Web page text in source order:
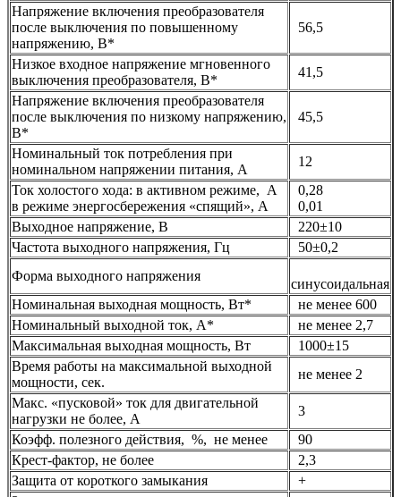
Напряжение включения преобразователя
после выключения по повышенному
напряжению, В*
56,5
Низкое входное напряжение мгновенного
выключения преобразователя, В*
41,5
Напряжение включения преобразователя
после выключения по низкому напряжению,
В*
45,5
Номинальный ток потребления при
номинальном напряжении питания, А
12
Ток холостого хода: в активном режиме, А
в режиме энергосбережения «спящий», А
0,28
0,01
Выходное напряжение, В
220±10
Частота выходного напряжения, Гц
50±0,2
Форма выходного напряжения
синусоидальная
Номинальная выходная мощность, Вт*
не менее 600
Номинальный выходной ток, А*
не менее 2,7
Максимальная выходная мощность, Вт
1000±15
Время работы на максимальной выходной
мощности, сек.
не менее 2
Макс. «пусковой» ток для двигательной
нагрузки не более, А
3
Коэфф. полезного действия, %, не менее
90
Крест-фактор, не более
2,3
Защита от короткого замыкания
+